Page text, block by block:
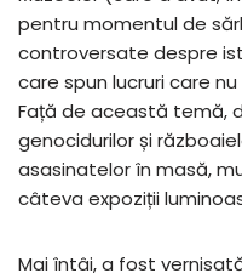
pentru momentul de
controversate despre
care spun lucruri care
Față de această temă,
genocidurilor și
asasinatelor în masă,
câteva expoziții
Mai întâi, a fost